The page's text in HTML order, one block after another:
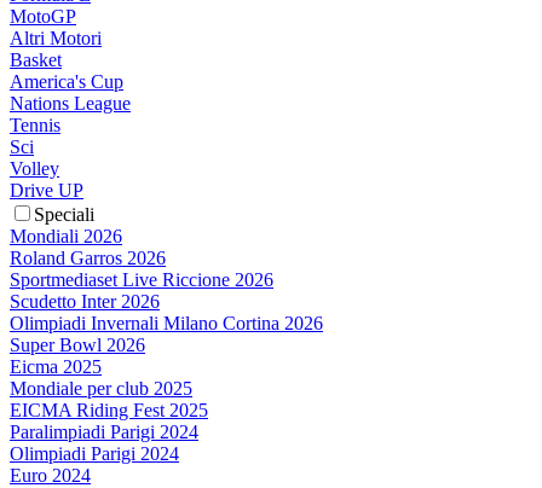
MotoGP
Altri Motori
Basket
America's Cup
Nations League
Tennis
Sci
Volley
Drive UP
Speciali
Mondiali 2026
Roland Garros 2026
Sportmediaset Live Riccione 2026
Scudetto Inter 2026
Olimpiadi Invernali Milano Cortina 2026
Super Bowl 2026
Eicma 2025
Mondiale per club 2025
EICMA Riding Fest 2025
Paralimpiadi Parigi 2024
Olimpiadi Parigi 2024
Euro 2024